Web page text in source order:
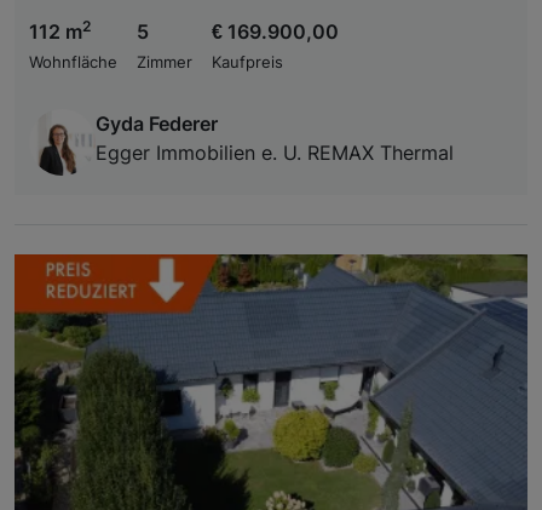
112 m2
Wohnfläche
5
Zimmer
€ 169.900,00
Kaufpreis
Gyda Federer
Egger Immobilien e. U. REMAX Thermal